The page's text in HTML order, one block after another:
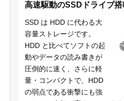
高速駆動のSSDドライブ搭
SSD は HDD に代わる大
容量ストレージです。
HDD と比べてソフトの起
動やデータの読み書きが
圧倒的に速く、さらに軽
量・コンパクトで、HDD
の弱点である衝撃にも強